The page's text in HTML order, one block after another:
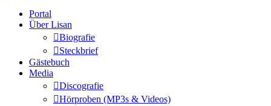
Portal
Über Lisan
Biografie
Steckbrief
Gästebuch
Media
Discografie
Hörproben (MP3s & Videos)